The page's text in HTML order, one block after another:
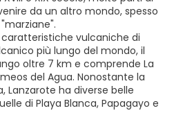
da un altro mondo, spesso
vulcaniche di
più lungo del mondo, il
oltre 7 km e comprende La
del Agua. Nonostante la
Lanzarote ha diverse belle
di Playa Blanca, Papagayo e